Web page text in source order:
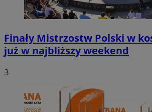
Finały Mistrzostw Polski w
już w najbliższy weekend
3